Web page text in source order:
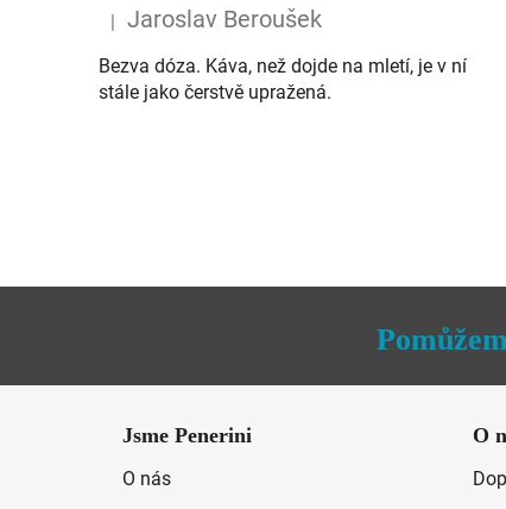
Hodnocení produktu je 5 z 5 hvězdiček.
Jaroslav Beroušek
Bezva dóza. Káva, než dojde na mletí, je v ní
stále jako čerstvě upražená.
Jsme Penerini
O nás
O